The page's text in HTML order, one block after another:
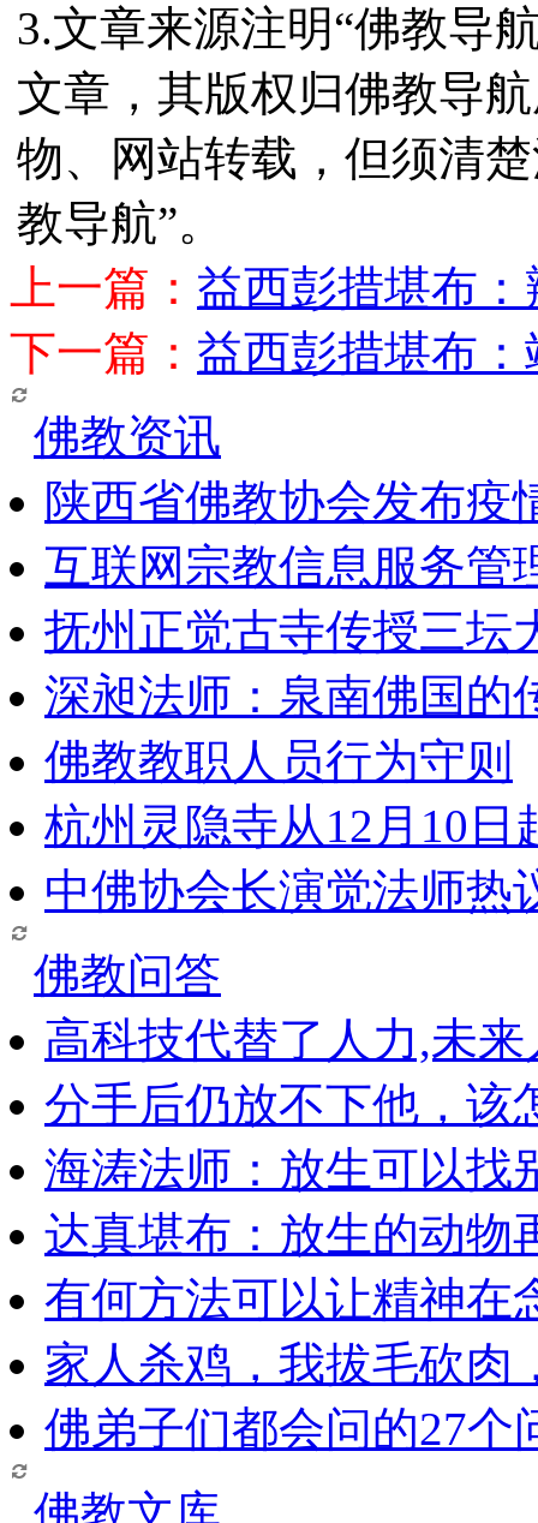
3.文章来源注明“佛教导
文章，其版权归佛教导
物、网站转载，但须清
教导航”。
上一篇： 益西彭措堪布
下一篇： 益西彭措堪布
佛教资讯
陕西省佛教协会发布疫
互联网宗教信息服务管
抚州正觉古寺传授三坛
深昶法师：泉南佛国的
佛教教职人员行为守则
杭州灵隐寺从12月10日
中佛协会长演觉法师热
佛教问答
高科技代替了人力,未
分手后仍放不下他，该
海涛法师：放生可以找
达真堪布：放生的动物
有何方法可以让精神在
家人杀鸡，我拔毛砍肉
佛弟子们都会问的27个
佛教文库